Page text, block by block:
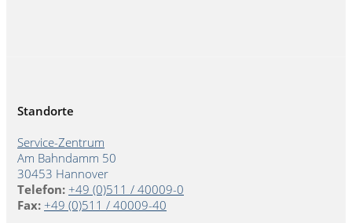
Standorte
Service-Zentrum
Am Bahndamm 50
30453 Hannover
Telefon: +49 (0)511 / 40009-0
Fax: +49 (0)511 / 40009-40